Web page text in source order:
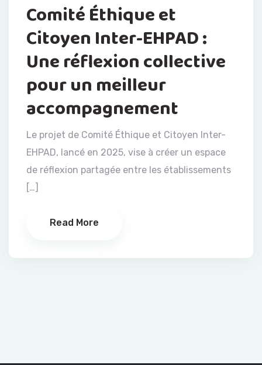
Comité Éthique et
Citoyen Inter-EHPAD :
Une réflexion collective
pour un meilleur
accompagnement
Le projet de Comité Éthique et Citoyen Inter-
EHPAD, lancé en 2025, vise à créer un espace
de réflexion partagée entre les établissements
[…]
Read More